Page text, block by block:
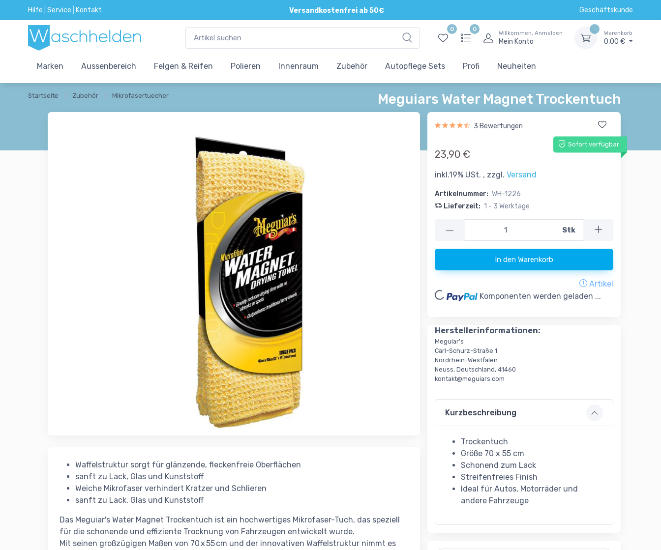
Hilfe Service Kontakt Versandkostenfrei ab 50€ Geschäftskunde
0 0
Willkommen, Anmelden
Mein Konto
Warenkorb
0,00 €
Marken Aussenbereich Felgen & Reifen Polieren Innenraum Zubehör Autopflege Sets Profi Neuheiten
Startseite Zubehör Mikrofasertuecher Meguiars Water Magnet Trockentuch
Waffelstruktur sorgt für glänzende, fleckenfreie Oberflächen
sanft zu Lack, Glas und Kunststoff
Weiche Mikrofaser verhindert Kratzer und Schlieren
sanft zu Lack, Glas und Kunststoff
Das Meguiar's Water Magnet Trockentuch ist ein hochwertiges Mikrofaser-Tuch, das speziell
für die schonende und effiziente Trocknung von Fahrzeugen entwickelt wurde.
Mit seinen großzügigen Maßen von 70 x 55 cm und der innovativen Waffelstruktur nimmt es
3 Bewertungen
Sofort verfügbar
23,90 €
inkl.19% USt. , zzgl. Versand
Artikelnummer: WH-1226
Lieferzeit: 1 - 3 Werktage
— Stk
In den Warenkorb
Artikel
Loading... Komponenten werden geladen ...
Herstellerinformationen:
Meguiar's
Carl-Schurz-Straße 1
Nordrhein-Westfalen
Neuss, Deutschland, 41460
kontakt@meguiars.com
Kurzbeschreibung
Trockentuch
Größe 70 x 55 cm
Schonend zum Lack
Streifenfreies Finish
Ideal für Autos, Motorräder und
andere Fahrzeuge